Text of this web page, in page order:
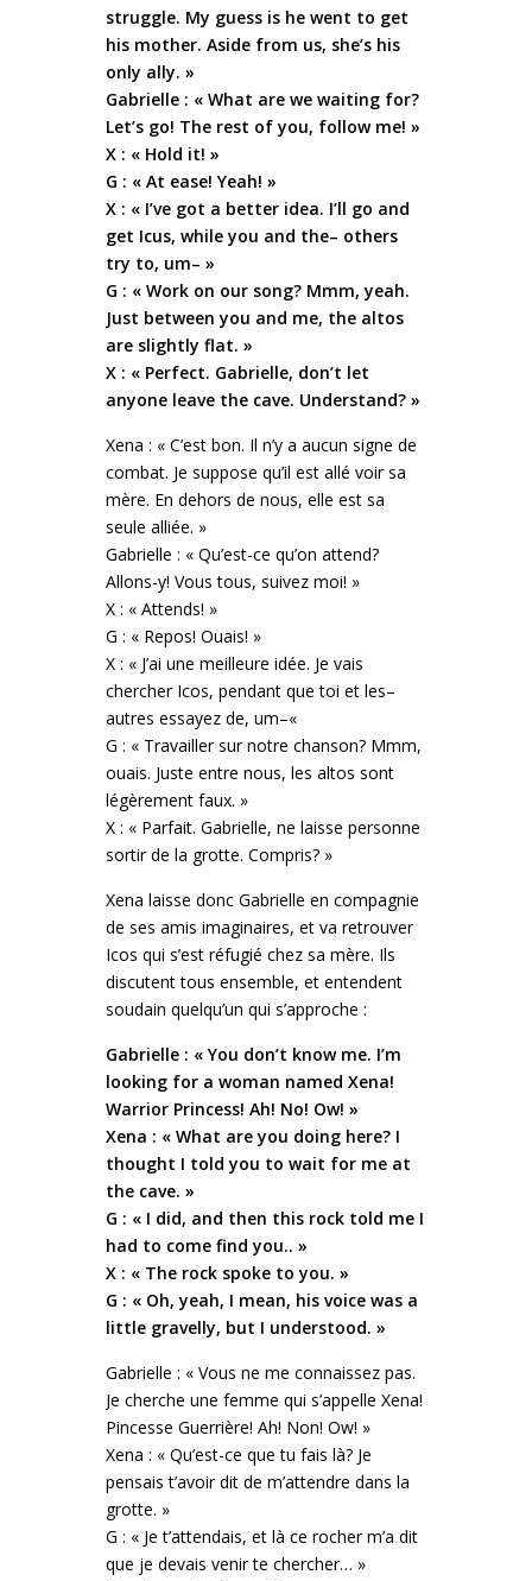
struggle. My guess is he went to get
his mother. Aside from us, she’s his
only ally. »
Gabrielle : « What are we waiting for?
Let’s go! The rest of you, follow me! »
X : « Hold it! »
G : « At ease! Yeah! »
X : « I’ve got a better idea. I’ll go and
get Icus, while you and the– others
try to, um– »
G : « Work on our song? Mmm, yeah.
Just between you and me, the altos
are slightly flat. »
X : « Perfect. Gabrielle, don’t let
anyone leave the cave. Understand? »
Xena : « C’est bon. Il n’y a aucun signe de
combat. Je suppose qu’il est allé voir sa
mère. En dehors de nous, elle est sa
seule alliée. »
Gabrielle : « Qu’est-ce qu’on attend?
Allons-y! Vous tous, suivez moi! »
X : « Attends! »
G : « Repos! Ouais! »
X : « J’ai une meilleure idée. Je vais
chercher Icos, pendant que toi et les–
autres essayez de, um–«
G : « Travailler sur notre chanson? Mmm,
ouais. Juste entre nous, les altos sont
légèrement faux. »
X : « Parfait. Gabrielle, ne laisse personne
sortir de la grotte. Compris? »
Xena laisse donc Gabrielle en compagnie
de ses amis imaginaires, et va retrouver
Icos qui s’est réfugié chez sa mère. Ils
discutent tous ensemble, et entendent
soudain quelqu’un qui s’approche :
Gabrielle : « You don’t know me. I’m
looking for a woman named Xena!
Warrior Princess! Ah! No! Ow! »
Xena : « What are you doing here? I
thought I told you to wait for me at
the cave. »
G : « I did, and then this rock told me I
had to come find you.. »
X : « The rock spoke to you. »
G : « Oh, yeah, I mean, his voice was a
little gravelly, but I understood. »
Gabrielle : « Vous ne me connaissez pas.
Je cherche une femme qui s’appelle Xena!
Pincesse Guerrière! Ah! Non! Ow! »
Xena : « Qu’est-ce que tu fais là? Je
pensais t’avoir dit de m’attendre dans la
grotte. »
G : « Je t’attendais, et là ce rocher m’a dit
que je devais venir te chercher… »